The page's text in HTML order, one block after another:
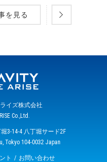
を見る
イズ株式会社
Co.,Ltd.
3-14-4 八丁堀サード2F
Tokyo 104-0032 Japan
ト お問い合わせ